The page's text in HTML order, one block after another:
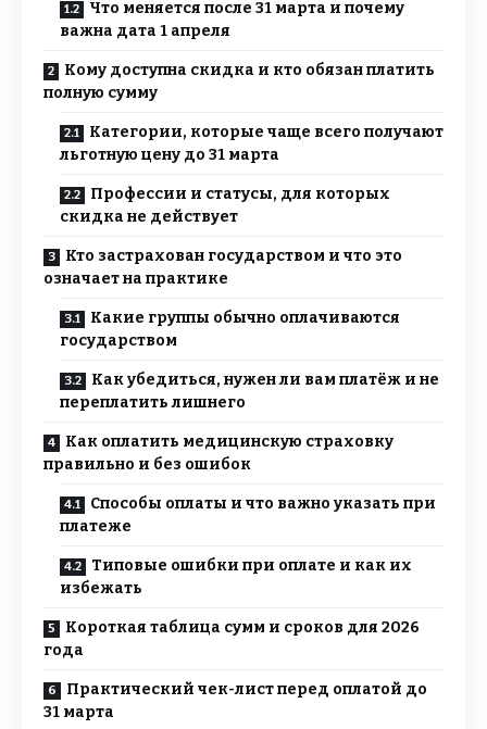
Что меняется после 31 марта и почему
важна дата 1 апреля
Кому доступна скидка и кто обязан платить
полную сумму
Категории, которые чаще всего получают
льготную цену до 31 марта
Профессии и статусы, для которых
скидка не действует
Кто застрахован государством и что это
означает на практике
Какие группы обычно оплачиваются
государством
Как убедиться, нужен ли вам платёж и не
переплатить лишнего
Как оплатить медицинскую страховку
правильно и без ошибок
Способы оплаты и что важно указать при
платеже
Типовые ошибки при оплате и как их
избежать
Короткая таблица сумм и сроков для 2026
года
Практический чек-лист перед оплатой до
31 марта